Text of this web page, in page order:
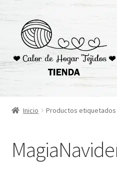
navegación
contenido
Inicio
Checkout
Inicio Productos etiquetados